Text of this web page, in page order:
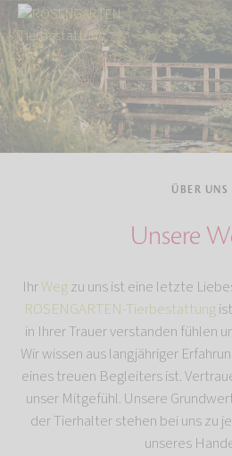
Start Über uns
ÜBER UNS
Unsere
IhrWegzu uns ist eine letzte
ROSENGARTEN-Tierbestattung
in Ihrer Trauer verstanden fühlen
Wir wissen aus langjähriger
eines treuen Begleiters ist.
unser Mitgefühl. Unsere
der Tierhalter stehen bei uns zu
unseres